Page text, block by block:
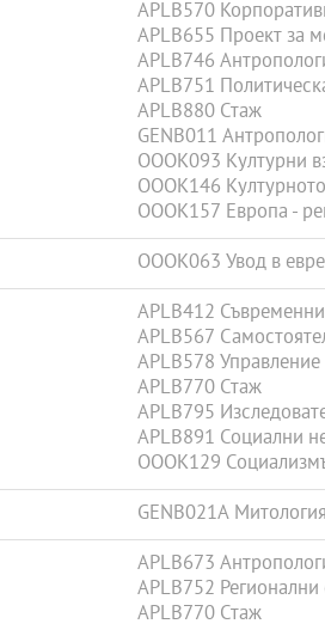
APLB570
APLB655 Проект за
APLB746
APLB751
APLB880 Стаж
GENB011
OOOK093 Културни
OOOK146
OOOK157 Европа -
OOOK063 Увод в
APLB412
APLB567
APLB578
APLB770 Стаж
APLB795
APLB891 Социални
OOOK129
GENB021A
APLB673
APLB752
APLB770 Стаж